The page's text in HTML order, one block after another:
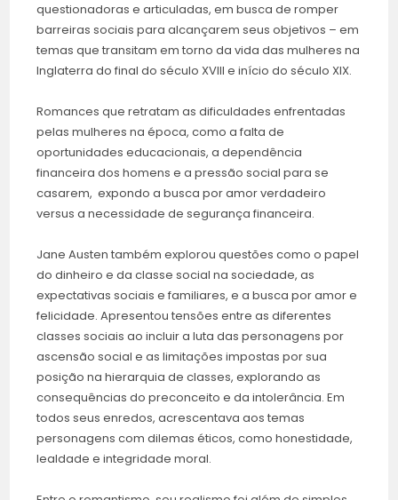
questionadoras e articuladas, em busca de romper
barreiras sociais para alcançarem seus objetivos – em
temas que transitam em torno da vida das mulheres na
Inglaterra do final do século XVIII e início do século XIX.
Romances que retratam as dificuldades enfrentadas
pelas mulheres na época, como a falta de
oportunidades educacionais, a dependência
financeira dos homens e a pressão social para se
casarem, expondo a busca por amor verdadeiro
versus a necessidade de segurança financeira.
Jane Austen também explorou questões como o papel
do dinheiro e da classe social na sociedade, as
expectativas sociais e familiares, e a busca por amor e
felicidade. Apresentou tensões entre as diferentes
classes sociais ao incluir a luta das personagens por
ascensão social e as limitações impostas por sua
posição na hierarquia de classes, explorando as
consequências do preconceito e da intolerância. Em
todos seus enredos, acrescentava aos temas
personagens com dilemas éticos, como honestidade,
lealdade e integridade moral.